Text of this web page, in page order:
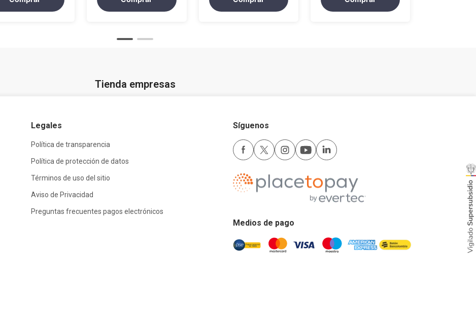
Tienda empresas
Legales
Política de transparencia
Política de protección de datos
Términos de uso del sitio
Aviso de Privacidad
Preguntas frecuentes pagos electrónicos
Síguenos
Medios de pago